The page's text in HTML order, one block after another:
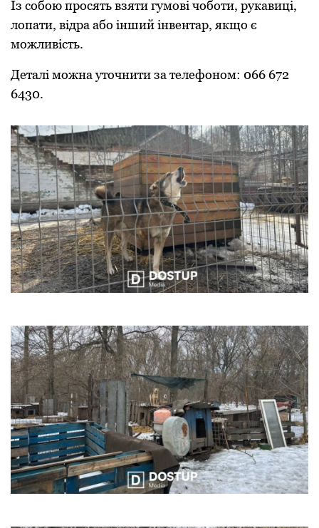
Із собою просять взяти гумові чоботи, рукавиці,
лопати, відра або інший інвентар, якщо є
можливість.
Деталі можна уточнити за телефоном: 066 672
6430.